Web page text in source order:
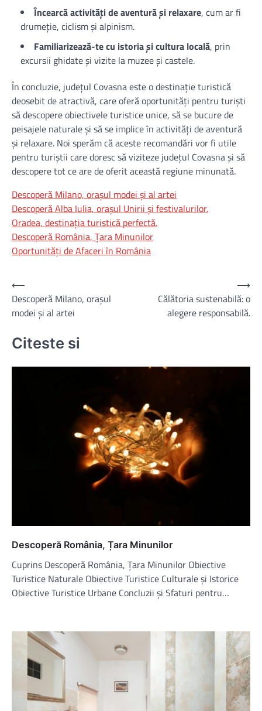
Încearcă activități de aventură și relaxare, cum ar fi
drumeție, ciclism și alpinism.
Familiarizează-te cu istoria și cultura locală, prin
excursii ghidate și vizite la muzee și castele.
În concluzie, județul Covasna este o destinație turistică
deosebit de atractivă, care oferă oportunități pentru turiști
să descopere obiectivele turistice unice, să se bucure de
peisajele naturale și să se implice în activități de aventură
și relaxare. Noi sperăm că aceste recomandări vor fi utile
pentru turiștii care doresc să viziteze județul Covasna și să
descopere tot ce are de oferit această regiune minunată.
Descoperă Milano, orașul modei și al artei
Descoperă Alba Iulia, orașul Unirii și festivalurilor.
Oradea, destinația turistică perfectă.
Descoperă România, Țara Minunilor
Oportunități de Afaceri în România
Navigare
în
articole
⟵
Descoperă Milano, orașul
modei și al artei
Călătoria sustenabilă: o
alegere responsabilă.
⟶
Citeste si
Descoperă România, Țara Minunilor
Cuprins Descoperă România, Țara Minunilor Obiective
Turistice Naturale Obiective Turistice Culturale și Istorice
Obiective Turistice Urbane Concluzii și Sfaturi pentru…